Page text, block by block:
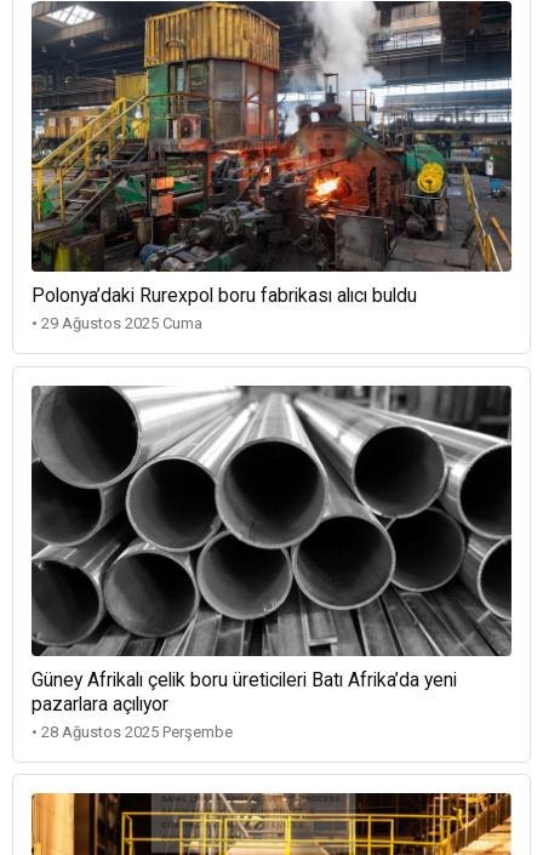
Polonya’daki Rurexpol boru fabrikası alıcı buldu
• 29 Ağustos 2025 Cuma
Güney Afrikalı çelik boru üreticileri Batı Afrika’da yeni
pazarlara açılıyor
• 28 Ağustos 2025 Perşembe